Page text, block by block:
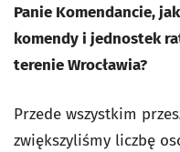
Panie Komendancie,
komendy i jednostek
terenie Wrocławia?
Przede wszystkim
zwiększyliśmy liczbę